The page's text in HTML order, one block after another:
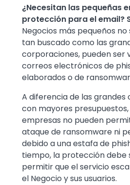
¿Necesitan las pequeñas
protección para el email?
Negocios más pequeños
tan buscado como las
corporaciones, pueden ser
correos electrónicos de
elaborados o de
A diferencia de las grandes
con mayores
empresas no pueden
ataque de ransomware ni
debido a una estafa de
tiempo, la protección debe
permitir que el servicio
el Negocio y sus usuarios.